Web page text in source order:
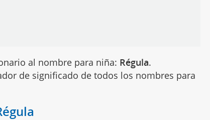
al nombre para niña: Régula.
de significado de todos los nombres para